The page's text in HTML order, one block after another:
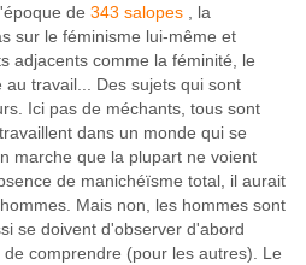
de 343 salopes , la
sur le féminisme lui-même et
adjacents comme la féminité, le
travail... Des sujets qui sont
Ici pas de méchants, tous sont
dans un monde qui se
marche que la plupart ne voient
de manichéïsme total, il aurait
Mais non, les hommes sont
se doivent d'observer d'abord
comprendre (pour les autres). Le